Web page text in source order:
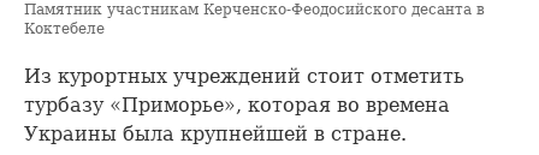
Памятник участникам Керченско-Феодосийского десанта в
Коктебеле
Из курортных учреждений стоит отметить
турбазу «Приморье», которая во времена
Украины была крупнейшей в стране.